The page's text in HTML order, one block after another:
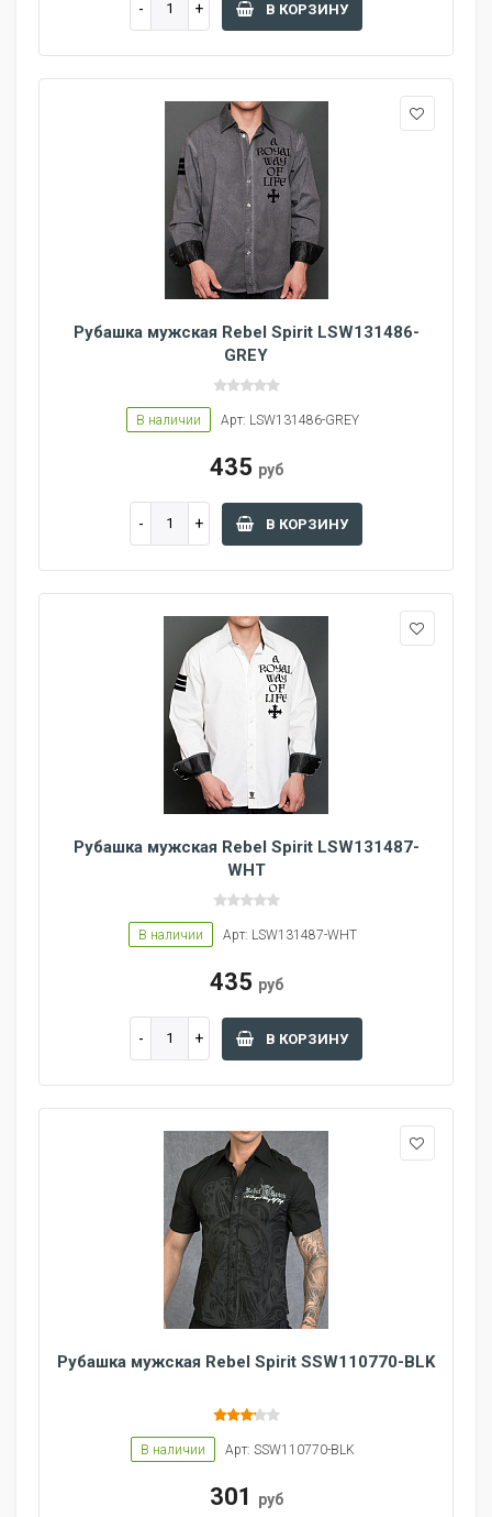
В КОРЗИНУ
Рубашка мужская Rebel Spirit LSW131486-
GREY
В наличии Арт: LSW131486-GREY
435 руб
В КОРЗИНУ
Рубашка мужская Rebel Spirit LSW131487-
WHT
В наличии Арт: LSW131487-WHT
435 руб
В КОРЗИНУ
Рубашка мужская Rebel Spirit SSW110770-BLK
В наличии Арт: SSW110770-BLK
301 руб